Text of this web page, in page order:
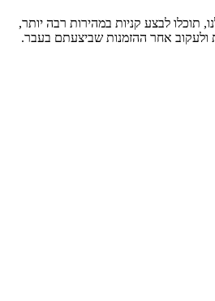
תוכלו לבצע קניות במהירות רבה יותר,
ולעקוב אחר ההזמנות שביצעתם בעבר.